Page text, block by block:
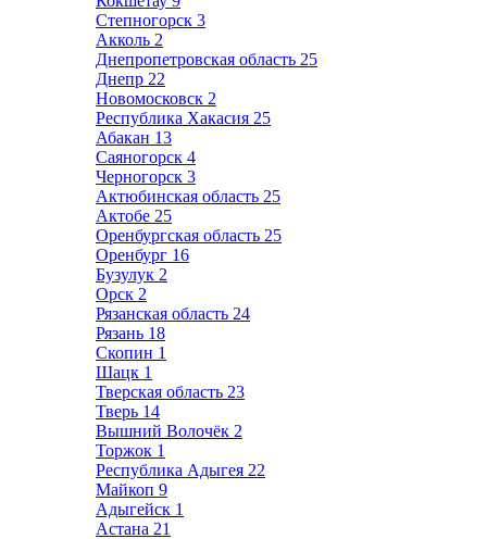
Степногорск 3
Акколь 2
Днепропетровская область 25
Днепр 22
Новомосковск 2
Республика Хакасия 25
Абакан 13
Саяногорск 4
Черногорск 3
Актюбинская область 25
Актобе 25
Оренбургская область 25
Оренбург 16
Бузулук 2
Орск 2
Рязанская область 24
Рязань 18
Скопин 1
Шацк 1
Тверская область 23
Тверь 14
Вышний Волочёк 2
Торжок 1
Республика Адыгея 22
Майкоп 9
Адыгейск 1
Астана 21